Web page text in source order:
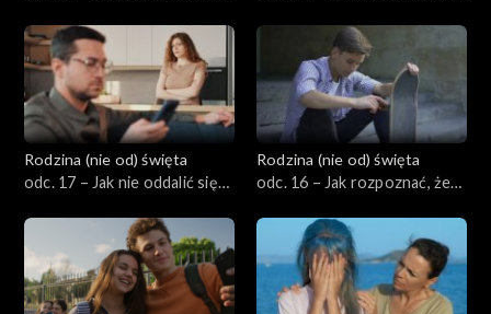
zarządzania kieszonkowym?
narodzinach dziecka?
Rodzina (nie od) święta
odc. 17 – Jak nie oddalić się
gdy dzieci dorastają?
Rodzina (nie od) święta
odc. 16 – Jak rozpoznać, że
emocjonalne i kiedy szukać
pomocy?